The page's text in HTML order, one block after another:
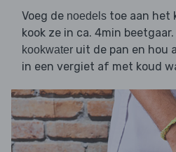
Voeg de noedels toe aan het
kook ze in ca. 4min
kookwater uit de pan en hou
in een vergiet af met koud